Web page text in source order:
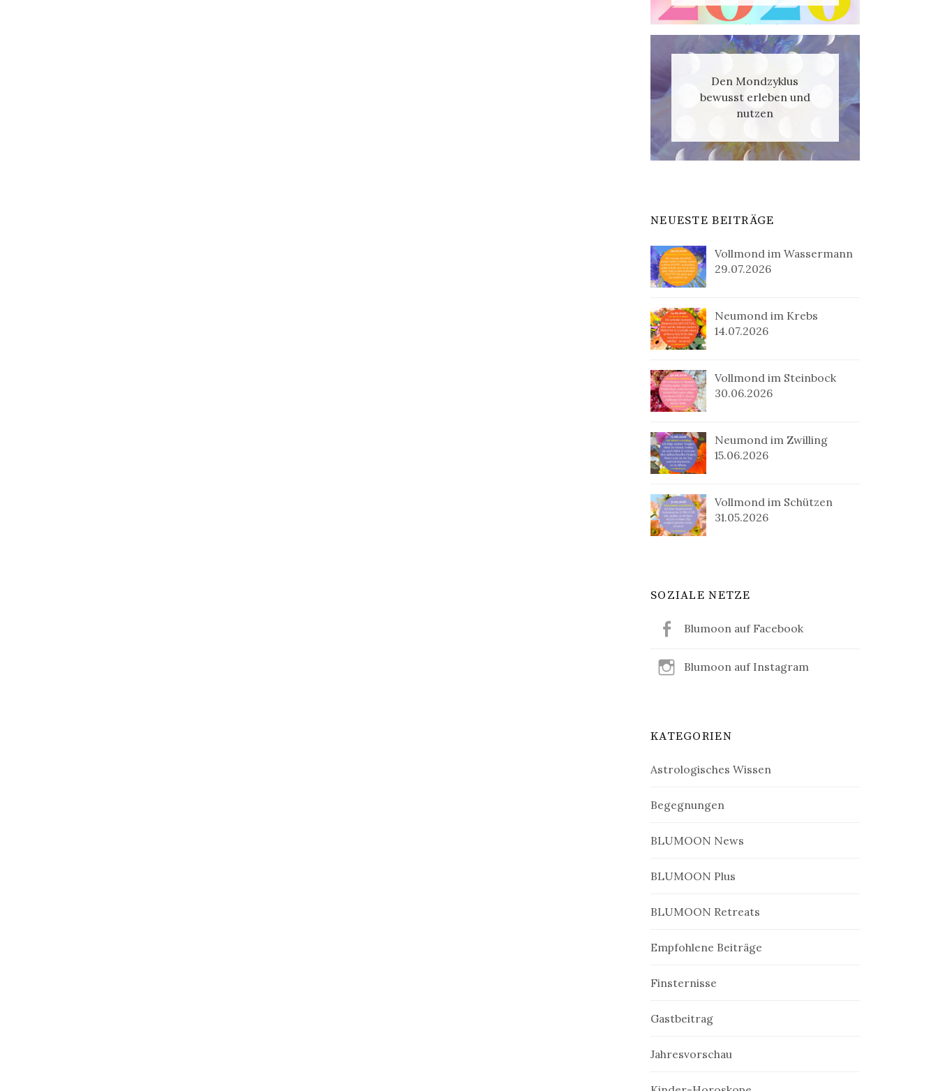
Den Mondzyklus
bewusst erleben und
nutzen
NEUESTE BEITRÄGE
Vollmond im Wassermann
29.07.2026
Neumond im Krebs
14.07.2026
Vollmond im Steinbock
30.06.2026
Neumond im Zwilling
15.06.2026
Vollmond im Schützen
31.05.2026
SOZIALE NETZE
Blumoon auf Facebook
Blumoon auf Instagram
KATEGORIEN
Astrologisches Wissen
Begegnungen
BLUMOON News
BLUMOON Plus
BLUMOON Retreats
Empfohlene Beiträge
Finsternisse
Gastbeitrag
Jahresvorschau